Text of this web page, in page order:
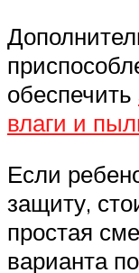
обеспечить
влаги и
Если
защиту,
простая
варианта